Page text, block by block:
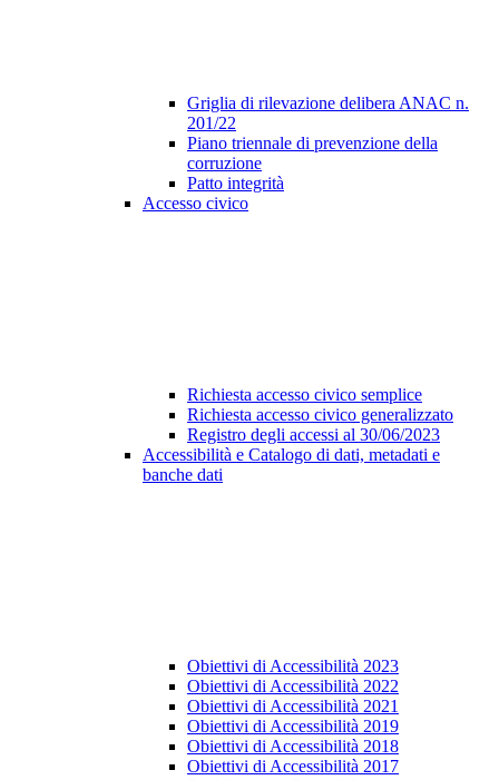
Griglia di rilevazione delibera ANAC n.
201/22
Piano triennale di prevenzione della
corruzione
Patto integrità
Accesso civico
Richiesta accesso civico semplice
Richiesta accesso civico generalizzato
Registro degli accessi al 30/06/2023
Accessibilità e Catalogo di dati, metadati e
banche dati
Obiettivi di Accessibilità 2023
Obiettivi di Accessibilità 2022
Obiettivi di Accessibilità 2021
Obiettivi di Accessibilità 2019
Obiettivi di Accessibilità 2018
Obiettivi di Accessibilità 2017